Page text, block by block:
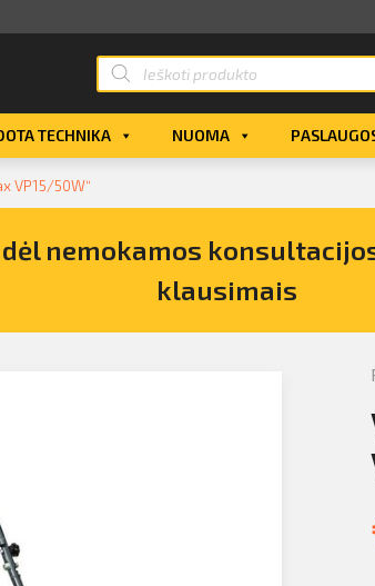
TECHNIKA NUOMA
VP15/50W“
nemokamos
klausimais